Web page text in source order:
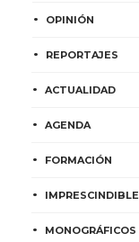
OPINIÓN
REPORTAJES
ACTUALIDAD
AGENDA
FORMACIÓN
IMPRESCINDIBLE
MONOGRÁFICOS